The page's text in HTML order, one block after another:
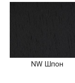
NW Шпон